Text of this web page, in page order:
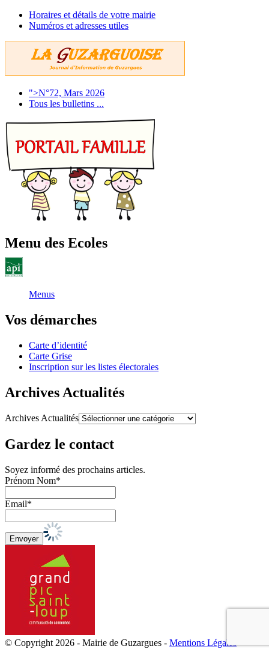
Horaires et détails de votre mairie
Numéros et adresses utiles
">N°72, Mars 2026
Tous les bulletins ...
Menu des Ecoles
Menus
Vos démarches
Carte d’identité
Carte Grise
Inscription sur les listes électorales
Archives Actualités
Archives Actualités
Gardez le contact
Soyez informé des prochains articles.
Prénom Nom*
Email*
© Copyright 2026 - Mairie de Guzargues - Mentions Légales